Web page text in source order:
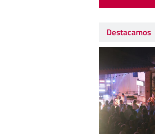
Destacamos